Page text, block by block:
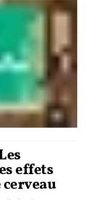
effets